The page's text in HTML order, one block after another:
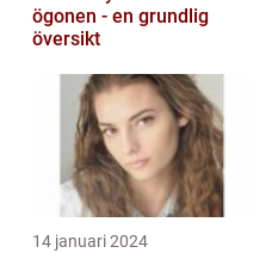
ögonen - en grundlig
översikt
14 januari 2024